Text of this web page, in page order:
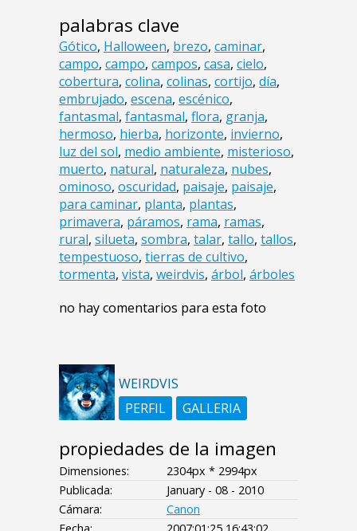
palabras clave
Gótico, Halloween, brezo, caminar,
campo, campo, campos, casa, cielo,
cobertura, colina, colinas, cortijo, día,
embrujado, escena, escénico,
fantasmal, fantasmal, flora, granja,
hermoso, hierba, horizonte, invierno,
luz del sol, medio ambiente, misterioso,
muerto, natural, naturaleza, nubes,
ominoso, oscuridad, paisaje, paisaje,
para caminar, planta, plantas,
primavera, páramos, rama, ramas,
rural, silueta, sombra, talar, tallo, tallos,
tempestuoso, tierras de cultivo,
tormenta, vista, weirdvis, árbol, árboles
no hay comentarios para esta foto
WEIRDVIS
PERFIL
GALLERIA
propiedades de la imagen
Dimensiones:
2304px * 2994px
Publicada:
January - 08 - 2010
Cámara:
Canon